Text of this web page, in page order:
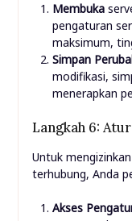
Membuka
pengaturan
maksimum,
Simpan
modifikasi,
menerapkan
Langkah 6:
Untuk
terhubung, Anda
Akses